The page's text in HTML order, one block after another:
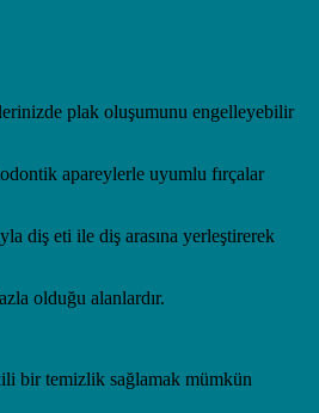
plak oluşumunu engelleyebilir
apareylerle uyumlu fırçalar
diş eti ile diş arasına yerleştirerek
olduğu alanlardır.
bir temizlik sağlamak mümkün